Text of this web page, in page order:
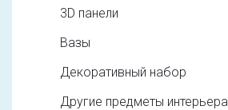
3D панели
Вазы
Декоративный набор
Другие предметы интерьера